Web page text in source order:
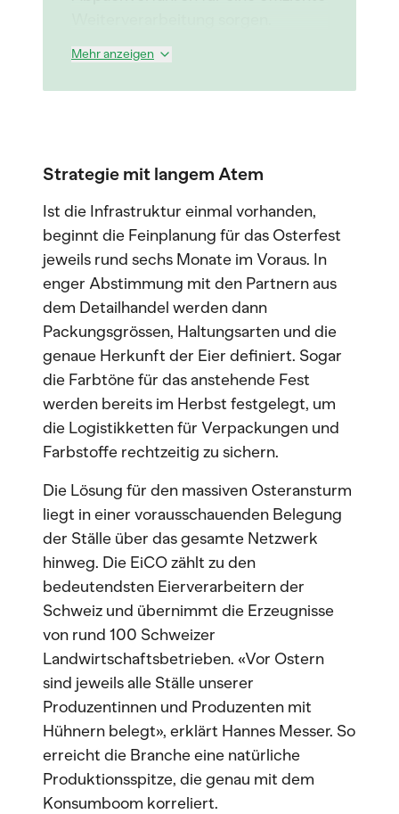
Mehr anzeigen
Strategie mit langem Atem
Ist die Infrastruktur einmal vorhanden,
beginnt die Feinplanung für das Osterfest
jeweils rund sechs Monate im Voraus. In
enger Abstimmung mit den Partnern aus
dem Detailhandel werden dann
Packungsgrössen, Haltungsarten und die
genaue Herkunft der Eier definiert. Sogar
die Farbtöne für das anstehende Fest
werden bereits im Herbst festgelegt, um
die Logistikketten für Verpackungen und
Farbstoffe rechtzeitig zu sichern.
Die Lösung für den massiven Osteransturm
liegt in einer vorausschauenden Belegung
der Ställe über das gesamte Netzwerk
hinweg. Die EiCO zählt zu den
bedeutendsten Eierverarbeitern der
Schweiz und übernimmt die Erzeugnisse
von rund 100 Schweizer
Landwirtschaftsbetrieben. «Vor Ostern
sind jeweils alle Ställe unserer
Produzentinnen und Produzenten mit
Hühnern belegt», erklärt Hannes Messer. So
erreicht die Branche eine natürliche
Produktionsspitze, die genau mit dem
Konsumboom korreliert.